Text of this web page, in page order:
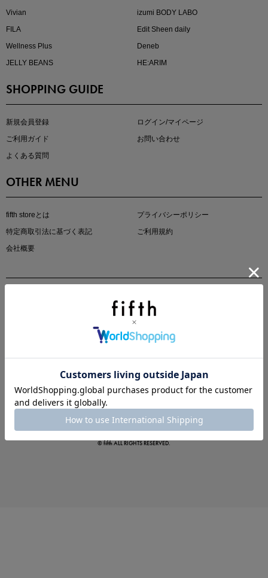
マストバイアイテム
涼やかサマーパンツ
Vivian
izumi BODY LABO
FILA
Edit Sheen daily
Wellness Plus
Deneb
JELLY BEANS
HE:ARIM
SHOPPING GUIDE
新規会員登録
ログイン/マイページ
ご利用ガイド
お問い合わせ
よくある質問
OTHER MENU
fifth storeとは
プライバシーポリシー
特定商取引法に基づく表記
ご利用規約
会社概要
© fifth ALL RIGHTS RESERVED.